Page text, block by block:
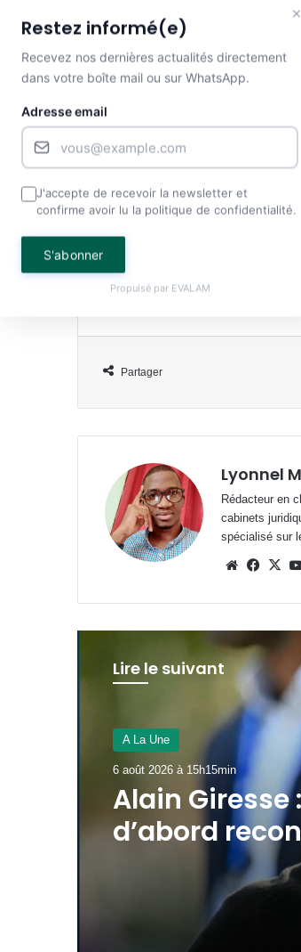
précisé que le tribunal spécial
volonté de transparence et
Par ailleurs, le Procureur de la
succès de cette entreprise
forces de sécurité et de défense.
Fabrice Boungou Mikolo a
des réseaux criminels. Si le
Partager
Lyonnel
Rédacteur en
cabinets
spécialisé sur
Website X
Lire le suivant
A La Une
6 août 2026 à 15h11min
AAN-GA :
financement
la 45e
×
Restez informé(e)
Recevez nos dernières actualités directement
dans votre boîte mail ou sur WhatsApp.
Adresse email
J'accepte de recevoir la newsletter et
confirme avoir lu la politique de confidentialité.
S'abonner
Propulsé par EVALAM